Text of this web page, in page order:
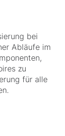
bei
Abläufe im
zu
für alle